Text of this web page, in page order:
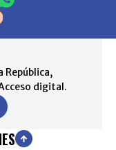
República,
digital.